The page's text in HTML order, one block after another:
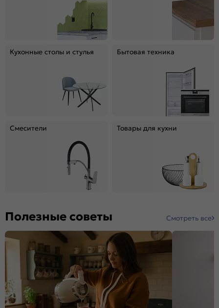
Кухонные столы и стулья Бытовая техника
Смесители Товары для кухни
Полезные советы Смотреть все